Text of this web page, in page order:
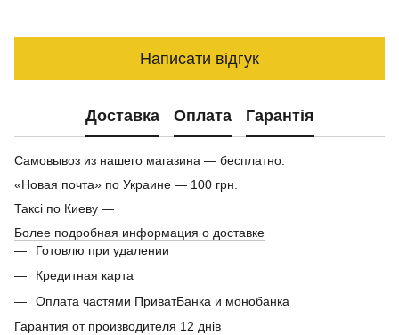
Написати відгук
Доставка Оплата Гарантія
Самовывоз из нашего магазина — бесплатно.
«Новая почта» по Украине — 100 грн.
Таксі по Киеву —
Более подробная информация о доставке
Готовлю при удалении
Кредитная карта
Оплата частями ПриватБанка и монобанка
Гарантия от производителя 12 днів